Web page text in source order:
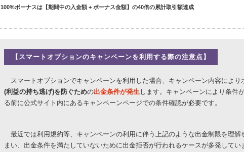
100%ボーナスは【期間中の入金額 + ボーナス金額】の40倍の累計取引額達成
【スマートオプションのキャンペーンを利用する際の注意点】
スマートオプションでキャンペーンを利用した場合、キャンペーン内容により
(利益の持ち逃げ)を防ぐための出金条件が発生します。キャンペーンにより条件
る前に公式サイト内にあるキャンペーンページでの条件確認が必要です。
最近では利用規約等、キャンペーンの利用に伴う上記のような出金制限を理解
まい、出金条件を満たしていないために出金拒否が行われるケースが多発して